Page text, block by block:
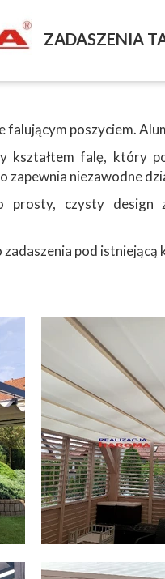
falującym poszyciem.
kształtem falę, który
zapewnia niezawodne
czysty design
pod istniejącą
ZADASZENIA